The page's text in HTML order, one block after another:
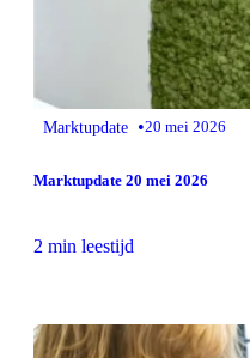
Marktupdate •20 mei 2026
Marktupdate 20 mei 2026
2 min leestijd